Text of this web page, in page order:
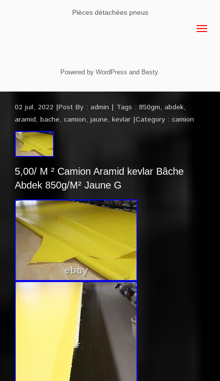
Pièces détachées pneus
Powered by WordPress and Besty.
02 juil, 2022 Post By : admin Tags : 850gm, abdek,
aramid, bache, camion, jaune, kevlar Category : camion
5,00/ M ² Camion Aramid kevlar Bâche
Abdek 850g/M² Jaune G